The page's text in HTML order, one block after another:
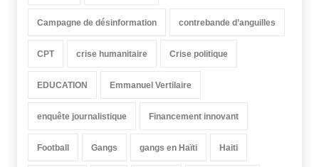
Campagne de désinformation contrebande d’anguilles
CPT crise humanitaire Crise politique
EDUCATION Emmanuel Vertilaire
enquête journalistique Financement innovant
Football Gangs gangs en Haïti Haiti